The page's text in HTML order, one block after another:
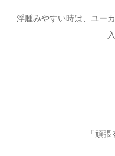
浮腫みやすい時は、ユー
「頑